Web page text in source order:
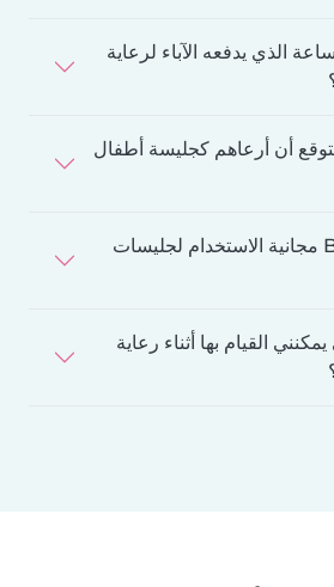
الذي يدفعه الآباء لرعاية
أن أرعاهم كجليسة أطفال
هل منصة Babysits مجانية الاستخدام لجليسات
القيام بها أثناء رعاية